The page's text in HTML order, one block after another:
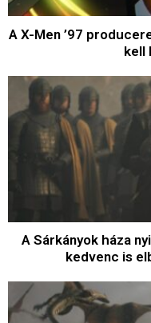
A X-Men ’97
kell
A Sárkányok háza
kedvenc is